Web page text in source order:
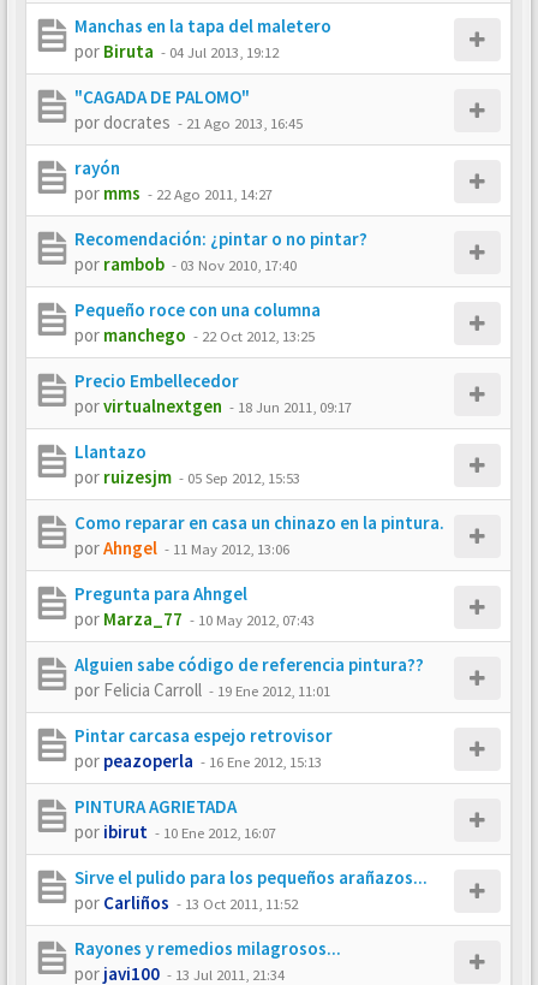
Manchas en la tapa del maletero
por Biruta - 04 Jul 2013, 19:12
"CAGADA DE PALOMO"
pordocrates - 21 Ago 2013, 16:45
rayón
por mms - 22 Ago 2011, 14:27
Recomendación: ¿pintar o no pintar?
por rambob - 03 Nov 2010, 17:40
Pequeño roce con una columna
por manchego - 22 Oct 2012, 13:25
Precio Embellecedor
porvirtualnextgen - 18 Jun 2011, 09:17
Llantazo
por ruizesjm - 05 Sep 2012, 15:53
Como reparar en casa un chinazo en la pintura.
porAhngel - 11 May 2012, 13:06
Pregunta para Ahngel
por Marza_77 - 10 May 2012, 07:43
Alguien sabe código de referencia pintura??
por Felicia Carroll - 19 Ene 2012, 11:01
Pintar carcasa espejo retrovisor
por peazoperla - 16 Ene 2012, 15:13
PINTURA AGRIETADA
por ibirut - 10 Ene 2012, 16:07
Sirve el pulido para los pequeños arañazos...
por Carliños - 13 Oct 2011, 11:52
Rayones y remedios milagrosos...
por javi100 - 13 Jul 2011, 21:34